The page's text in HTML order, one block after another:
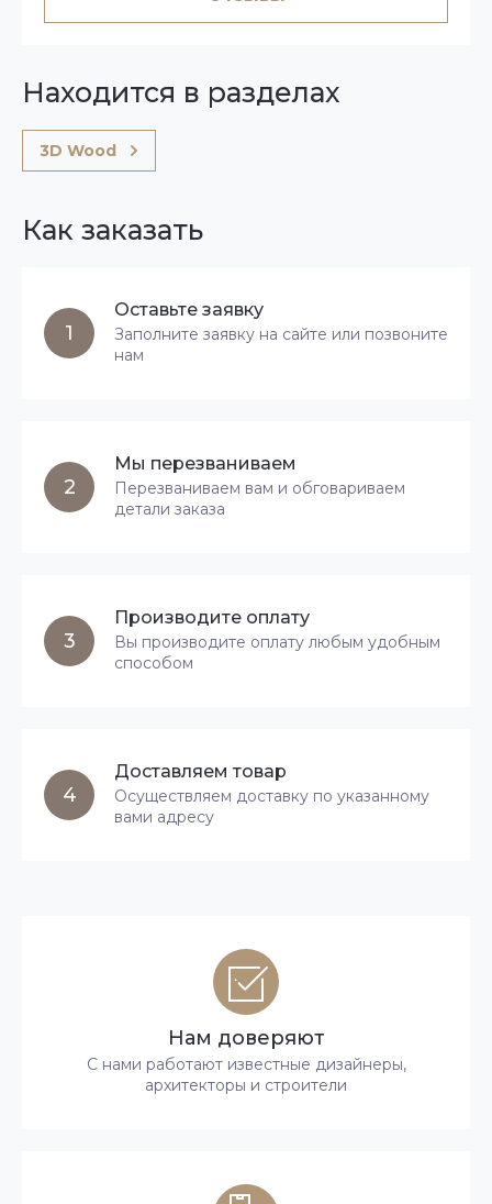
Находится в разделах
3D Wood
Как заказать
1
Оставьте заявку
Заполните заявку на сайте или позвоните
нам
2
Мы перезваниваем
Перезваниваем вам и обговариваем
детали заказа
3
Производите оплату
Вы производите оплату любым удобным
способом
4
Доставляем товар
Осуществляем доставку по указанному
вами адресу
Нам доверяют
С нами работают известные дизайнеры,
архитекторы и строители